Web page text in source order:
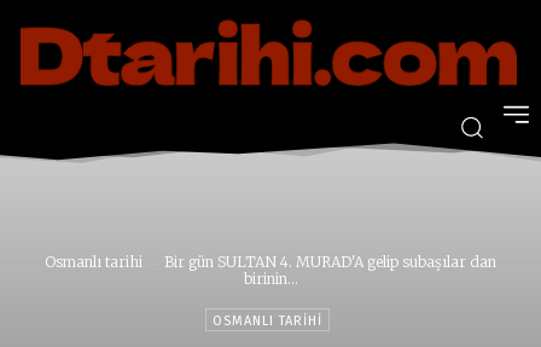
Osmanlı tarihi
Bir gün SULTAN 4. MURAD'A gelip subaşılar dan
birinin...
OSMANLI TARIHI